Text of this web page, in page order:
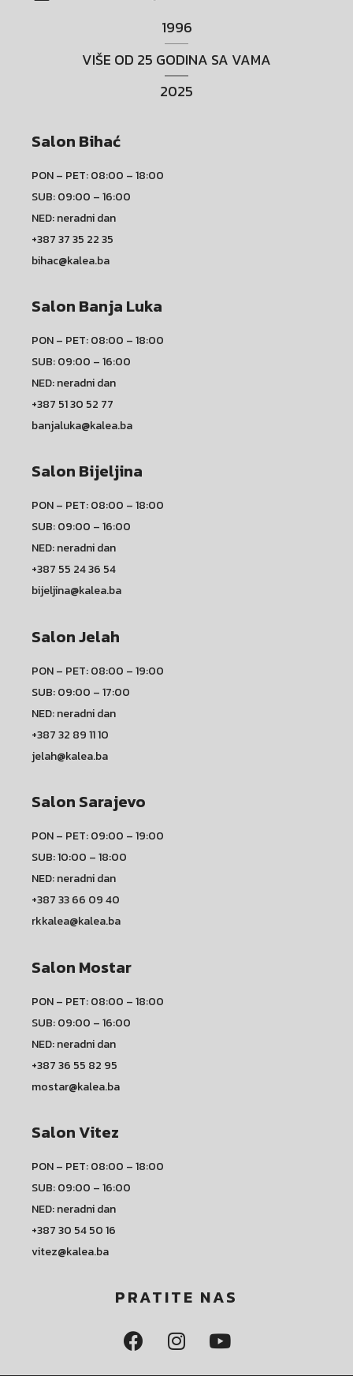
1996
VIŠE OD 25 GODINA SA VAMA
2025
Salon Bihać
PON – PET: 08:00 – 18:00
SUB: 09:00 – 16:00
NED: neradni dan
+387 37 35 22 35
bihac@kalea.ba
Salon Banja Luka
PON – PET: 08:00 – 18:00
SUB: 09:00 – 16:00
NED: neradni dan
+387 51 30 52 77
banjaluka@kalea.ba
Salon Bijeljina
PON – PET: 08:00 – 18:00
SUB: 09:00 – 16:00
NED: neradni dan
+387 55 24 36 54
bijeljina@kalea.ba
Salon Jelah
PON – PET: 08:00 – 19:00
SUB: 09:00 – 17:00
NED: neradni dan
+387 32 89 11 10
jelah@kalea.ba
Salon Sarajevo
PON – PET: 09:00 – 19:00
SUB: 10:00 – 18:00
NED: neradni dan
+387 33 66 09 40
rkkalea@kalea.ba
Salon Mostar
PON – PET: 08:00 – 18:00
SUB: 09:00 – 16:00
NED: neradni dan
+387 36 55 82 95
mostar@kalea.ba
Salon Vitez
PON – PET: 08:00 – 18:00
SUB: 09:00 – 16:00
NED: neradni dan
+387 30 54 50 16
vitez@kalea.ba
PRATITE NAS